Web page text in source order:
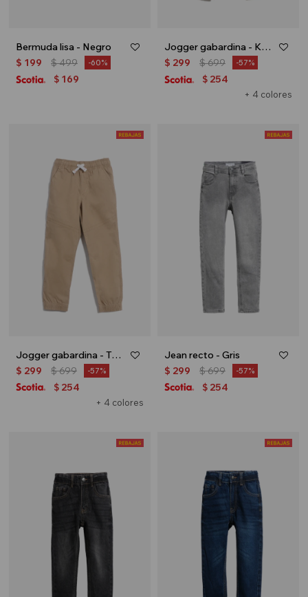
Bermuda lisa - Negro
$ 199 $499 60
$ 169
Jogger gabardina - Khaki
+ 4 colores
$ 299 $699 57
$ 254
Jogger gabardina - Tostado
+ 4 colores
$ 299 $699 57
$ 254
Jean recto - Gris
$ 299 $699 57
$ 254